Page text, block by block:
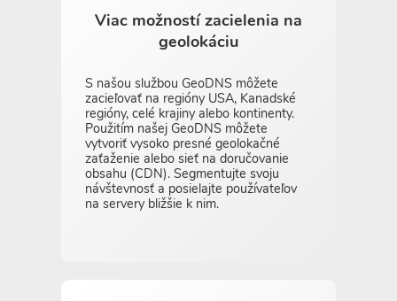
Viac možností zacielenia na
geolokáciu
S našou službou GeoDNS môžete
zacieľovať na regióny USA, Kanadské
regióny, celé krajiny alebo kontinenty.
Použitím našej GeoDNS môžete
vytvoriť vysoko presné geolokačné
zaťaženie alebo sieť na doručovanie
obsahu (CDN). Segmentujte svoju
návštevnosť a posielajte používateľov
na servery bližšie k nim.